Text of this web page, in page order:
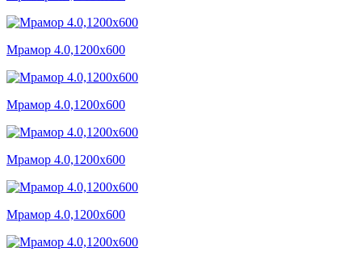
Мрамор 4.0,1200x600
Мрамор 4.0,1200x600
Мрамор 4.0,1200x600
Мрамор 4.0,1200x600